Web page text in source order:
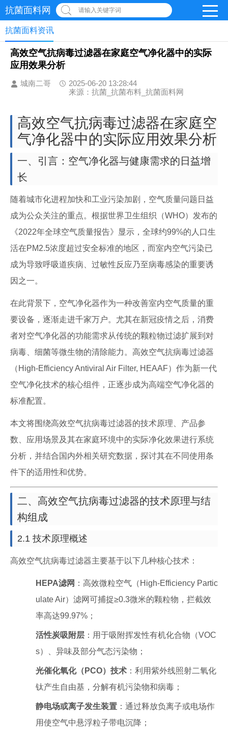
抗菌面料网 请输入关键字词
抗菌面料资讯
高效空气抗病毒过滤器在家庭空气净化器中的实际
应用效果分析
城南二哥
2025-06-20 13:28:44
来源：抗菌_抗菌布料_抗菌面料网
高效空气抗病毒过滤器在家庭空
气净化器中的实际应用效果分析
一、引言：空气净化器与健康需求的日益增
长
随着城市化进程加快和工业污染加剧，空气质量问题日益
成为公众关注的重点。根据世界卫生组织（WHO）发布的
《2022年全球空气质量报告》显示，全球约99%的人口生
活在PM2.5浓度超过安全标准的地区，而室内空气污染已
成为导致呼吸道疾病、过敏性反应乃至病毒感染的重要诱
因之一。
在此背景下，空气净化器作为一种改善室内空气质量的重
要设备，逐渐走进千家万户。尤其在新冠疫情之后，消费
者对空气净化器的功能需求从传统的颗粒物过滤扩展到对
病毒、细菌等微生物的清除能力。高效空气抗病毒过滤器
（High-Efficiency Antiviral Air Filter, HEAAF）作为新一代
空气净化技术的核心组件，正逐步成为高端空气净化器的
标准配置。
本文将围绕高效空气抗病毒过滤器的技术原理、产品参
数、应用场景及其在家庭环境中的实际净化效果进行系统
分析，并结合国内外相关研究数据，探讨其在不同使用条
件下的适用性和优势。
二、高效空气抗病毒过滤器的技术原理与结
构组成
2.1 技术原理概述
高效空气抗病毒过滤器主要基于以下几种核心技术：
HEPA滤网 ：高效微粒空气（High-Efficiency Partic
ulate Air）滤网可捕捉≥0.3微米的颗粒物，拦截效
率高达99.97%；
活性炭吸附层 ：用于吸附挥发性有机化合物（VOC
s）、异味及部分气态污染物；
光催化氧化（PCO）技术 ：利用紫外线照射二氧化
钛产生自由基，分解有机污染物和病毒；
静电场或离子发生装置 ：通过释放负离子或电场作
用使空气中悬浮粒子带电沉降；